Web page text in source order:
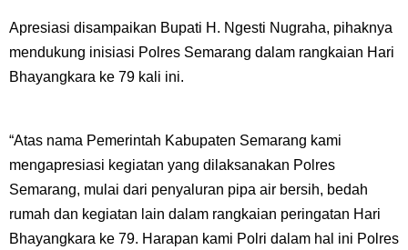
Apresiasi disampaikan Bupati H. Ngesti Nugraha, pihaknya
mendukung inisiasi Polres Semarang dalam rangkaian Hari
Bhayangkara ke 79 kali ini.
“Atas nama Pemerintah Kabupaten Semarang kami
mengapresiasi kegiatan yang dilaksanakan Polres
Semarang, mulai dari penyaluran pipa air bersih, bedah
rumah dan kegiatan lain dalam rangkaian peringatan Hari
Bhayangkara ke 79. Harapan kami Polri dalam hal ini Polres